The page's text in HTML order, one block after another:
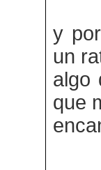
y
un
algo
que